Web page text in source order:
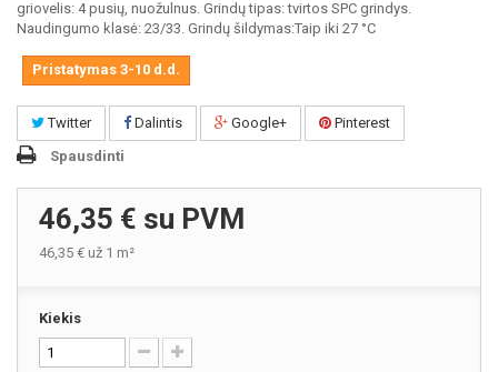
griovelis: 4 pusių, nuožulnus. Grindų tipas: tvirtos SPC grindys.
Naudingumo klasė: 23/33. Grindų šildymas:Taip ​​iki 27 °C
Pristatymas 3-10 d.d.
Twitter Dalintis Google+
Pinterest
Spausdinti
46,35 € su PVM
46,35 € už 1 m²
Kiekis